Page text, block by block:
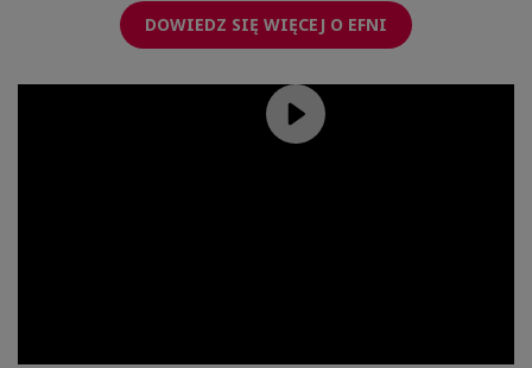
DOWIEDZ SIĘ WIĘCEJ O EFNI